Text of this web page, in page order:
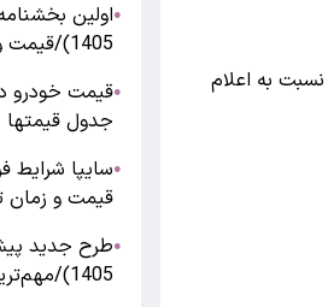
نسبت به اعلام
●
1405)/قیمت وشرایط فروش
●
جدول قیمتها
●سایپا شرایط
قیمت و زمان
●طرح جدید
1405)/مهم‌ترین شرایط ثبت‌نام/جدول